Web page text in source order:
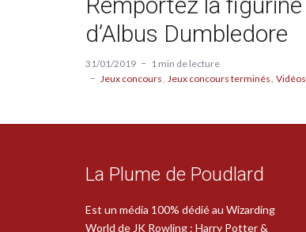
d’Albus Dumbledore
31/01/2019
1 min de lecture
Jeux concours
Jeux concours terminés Vidéos
La Plume de Poudlard
Est un média 100% dédié au Wizarding
World de JK Rowling : Harry Potter &